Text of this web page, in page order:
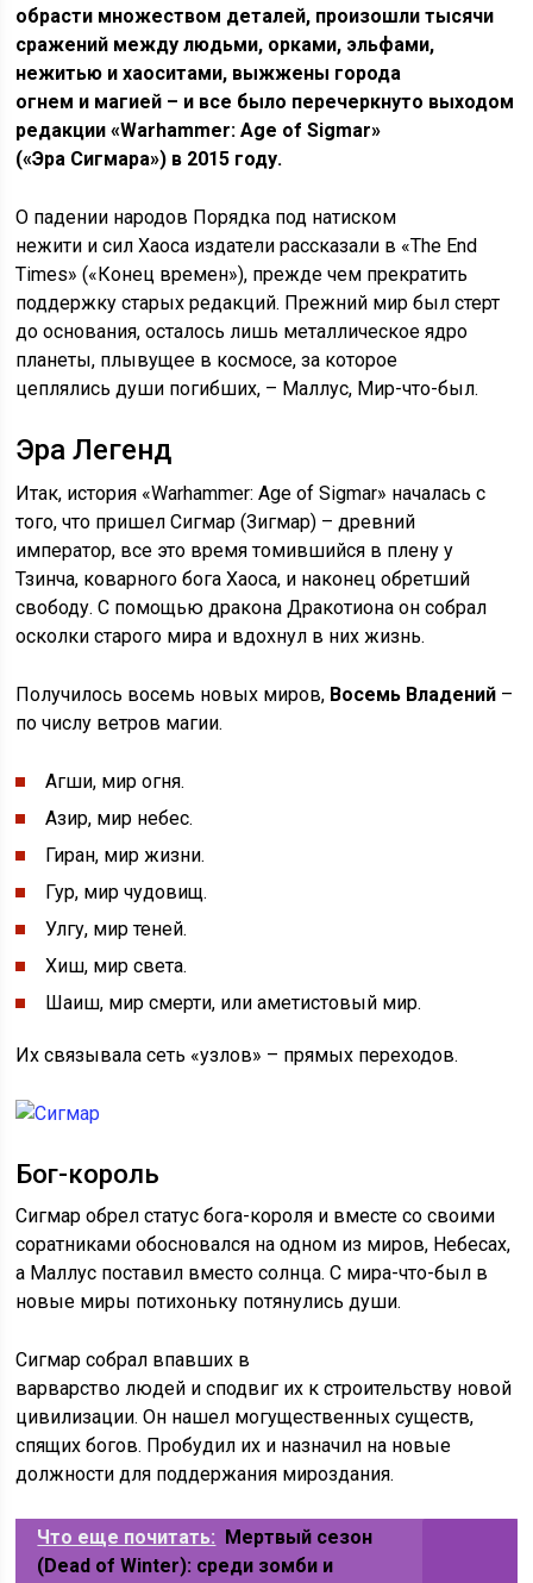
обрасти множеством деталей, произошли тысячи
сражений между людьми, орками, эльфами,
нежитью и хаоситами, выжжены города
огнем и магией – и все было перечеркнуто выходом
редакции «Warhammer: Age of Sigmar»
(«Эра Сигмара») в 2015 году.
О падении народов Порядка под натиском
нежити и сил Хаоса издатели рассказали в «The End
Times» («Конец времен»), прежде чем прекратить
поддержку старых редакций. Прежний мир был стерт
до основания, осталось лишь металлическое ядро
планеты, плывущее в космосе, за которое
цеплялись души погибших, – Маллус, Мир-что-был.
Эра Легенд
Итак, история «Warhammer: Age of Sigmar» началась с
того, что пришел Сигмар (Зигмар) – древний
император, все это время томившийся в плену у
Тзинча, коварного бога Хаоса, и наконец обретший
свободу. С помощью дракона Дракотиона он собрал
осколки старого мира и вдохнул в них жизнь.
Получилось восемь новых миров, Восемь Владений –
по числу ветров магии.
Агши, мир огня.
Азир, мир небес.
Гиран, мир жизни.
Гур, мир чудовищ.
Улгу, мир теней.
Хиш, мир света.
Шаиш, мир смерти, или аметистовый мир.
Их связывала сеть «узлов» – прямых переходов.
Бог-король
Сигмар обрел статус бога-короля и вместе со своими
соратниками обосновался на одном из миров, Небесах,
а Маллус поставил вместо солнца. С мира-что-был в
новые миры потихоньку потянулись души.
Сигмар собрал впавших в
варварство людей и сподвиг их к строительству новой
цивилизации. Он нашел могущественных существ,
спящих богов. Пробудил их и назначил на новые
должности для поддержания мироздания.
Что еще почитать: Мертвый сезон
(Dead of Winter): среди зомби и